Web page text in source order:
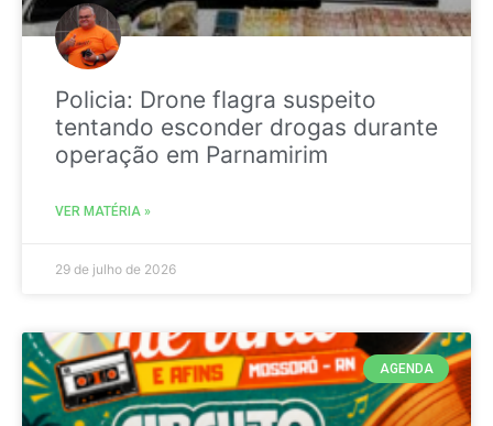
Policia: Drone flagra suspeito
tentando esconder drogas durante
operação em Parnamirim
VER MATÉRIA »
29 de julho de 2026
AGENDA